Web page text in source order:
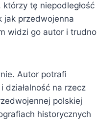
tę niepodległość
jak przedwojenna
widzi go autor i trudno
Autor potrafi
na rzecz
polskiej
historycznych